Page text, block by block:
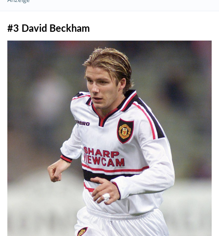
#3 David Beckham